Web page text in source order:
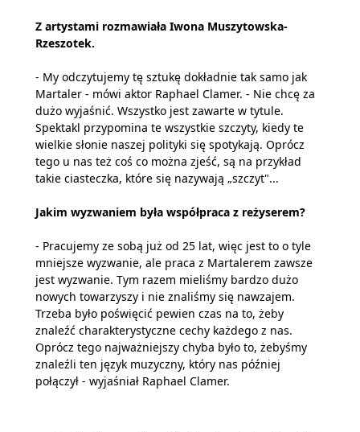
Z artystami rozmawiała Iwona Muszytowska-
Rzeszotek.
- My odczytujemy tę sztukę dokładnie tak samo jak
Martaler - mówi aktor Raphael Clamer. - Nie chcę za
dużo wyjaśnić. Wszystko jest zawarte w tytule.
Spektakl przypomina te wszystkie szczyty, kiedy te
wielkie słonie naszej polityki się spotykają. Oprócz
tego u nas też coś co można zjeść, są na przykład
takie ciasteczka, które się nazywają „szczyt"...
Jakim wyzwaniem była współpraca z reżyserem?
- Pracujemy ze sobą już od 25 lat, więc jest to o tyle
mniejsze wyzwanie, ale praca z Martalerem zawsze
jest wyzwanie. Tym razem mieliśmy bardzo dużo
nowych towarzyszy i nie znaliśmy się nawzajem.
Trzeba było poświęcić pewien czas na to, żeby
znaleźć charakterystyczne cechy każdego z nas.
Oprócz tego najważniejszy chyba było to, żebyśmy
znaleźli ten język muzyczny, który nas później
połączył - wyjaśniał Raphael Clamer.